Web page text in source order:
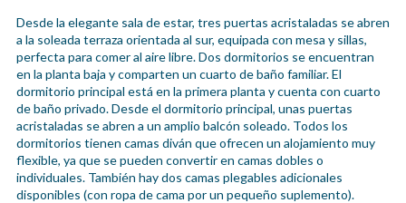
Desde la elegante sala de estar, tres puertas acristaladas se abren
a la soleada terraza orientada al sur, equipada con mesa y sillas,
perfecta para comer al aire libre. Dos dormitorios se encuentran
en la planta baja y comparten un cuarto de baño familiar. El
dormitorio principal está en la primera planta y cuenta con cuarto
de baño privado. Desde el dormitorio principal, unas puertas
acristaladas se abren a un amplio balcón soleado. Todos los
dormitorios tienen camas diván que ofrecen un alojamiento muy
flexible, ya que se pueden convertir en camas dobles o
individuales. También hay dos camas plegables adicionales
disponibles (con ropa de cama por un pequeño suplemento).